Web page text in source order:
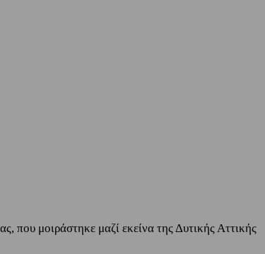
που μοιράστηκε μαζί εκείνα της Δυτικής Αττικής